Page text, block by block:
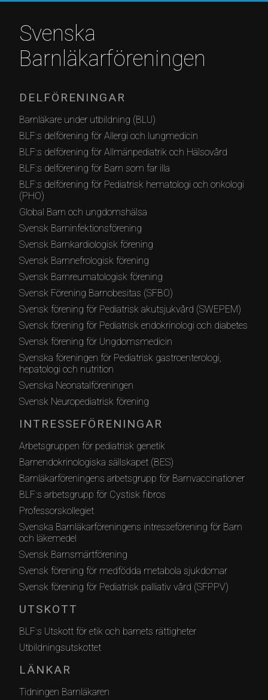
Svenska
Barnläkarföreningen
DELFÖRENINGAR
Barnläkare under utbildning (BLU)
BLF:s delförening för Allergi och lungmedicin
BLF:s delförening för Allmänpediatrik och Hälsovård
BLF:s delförening för Barn som far illa
BLF:s delförening för Pediatrisk hematologi och onkologi
(PHO)
Global Barn och ungdomshälsa
Svensk Barninfektionsförening
Svensk Barnkardiologisk förening
Svensk Barnnefrologisk förening
Svensk Barnreumatologisk förening
Svensk Förening Barnobesitas (SFBO)
Svensk förening för Pediatrisk akutsjukvård (SWEPEM)
Svensk förening för Pediatrisk endokrinologi och diabetes
Svensk förening för Ungdomsmedicin
Svenska föreningen för Pediatrisk gastroenterologi,
hepatologi och nutrition
Svenska Neonatalföreningen
Svensk Neuropediatrisk förening
INTRESSEFÖRENINGAR
Arbetsgruppen för pediatrisk genetik
Barnendokrinologiska sällskapet (BES)
Barnläkarföreningens arbetsgrupp för Barnvaccinationer
BLF:s arbetsgrupp för Cystisk fibros
Professorskollegiet
Svenska Barnläkarföreningens intresseförening för Barn
och läkemedel
Svensk Barnsmärtförening
Svensk förening för medfödda metabola sjukdomar
Svensk förening för Pediatrisk palliativ vård (SFPPV)
UTSKOTT
BLF:s Utskott för etik och barnets rättigheter
Utbildningsutskottet
LÄNKAR
Tidningen Barnläkaren